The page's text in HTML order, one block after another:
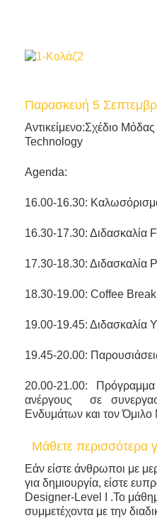
Παρασκευή 5
Αντικείμενο:Σχέδιο
Technology
Agenda:
16.00-16.30:
16.30-17.30: Διδασκαλία
17.30-18.30: Διδασκαλία
18.30-19.00: Coffee Break
19.00-19.45: Διδασκαλία
19.45-20.00:
20.00-21.00:
ανέργους σε
Ενδυμάτων και τον Όμιλο
Μάθετε περισσότερα
Εάν είστε άνθρωποι με
για δημιουργία, είστε
Designer-Level I .Το
συμμετέχοντα με την